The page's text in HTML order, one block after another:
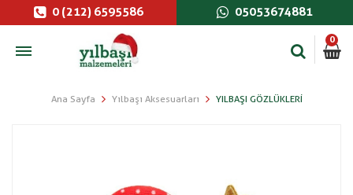
0 (212) 6595586 05053674881
0
Ana Sayfa Yılbaşı Aksesuarları YILBAŞI GÖZLÜKLERI